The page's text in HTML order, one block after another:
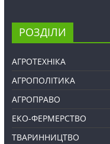
РОЗДІЛИ
АГРОТЕХНІКА
АГРОПОЛІТИКА
АГРОПРАВО
ЕКО-ФЕРМЕРСТВО
ТВАРИННИЦТВО